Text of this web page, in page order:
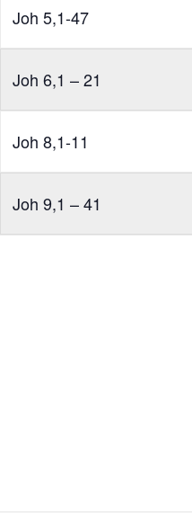
Joh 5,1-47
Joh 6,1 – 21
Joh 8,1-11
Joh 9,1 – 41